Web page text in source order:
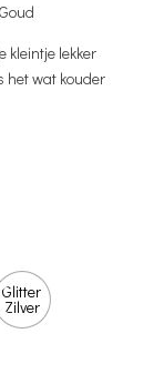
kleintje lekker
het wat kouder
Glitter
Zilver